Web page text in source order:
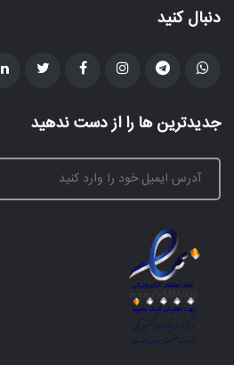
دنبال کنید
جدیدترین ها را از دست ندهید